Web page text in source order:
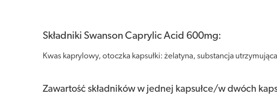
Składniki Swanson Caprylic Acid 600mg:
Kwas kaprylowy, otoczka kapsułki: żelatyna, substancja
Zawartość składników w jednej kapsułce/w dwóch